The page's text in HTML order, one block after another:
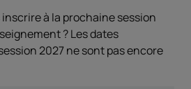
à la prochaine session
? Les dates
2027 ne sont pas encore